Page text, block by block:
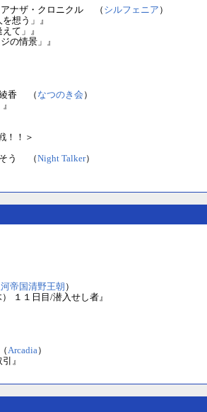
アナザ・クロニクル （ シルフェニア ）
想う」』
て」』
の情景」』
綾香 （ なつのき会 ）
！！＞
そう （Night Talker）
帝国清野王朝 ）
１１日目/潜入せし者』
Arcadia）
』